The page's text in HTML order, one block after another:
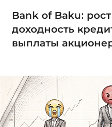
Bank of Baku:
доходность
выплаты